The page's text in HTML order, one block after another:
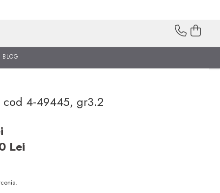
BLOG
4-49445, gr3.2
Lei